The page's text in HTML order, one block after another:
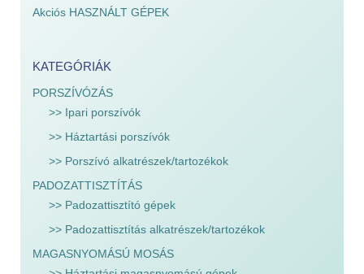
Akciós HASZNÁLT GÉPEK
KATEGÓRIÁK
PORSZÍVÓZÁS
>> Ipari porszívók
>> Háztartási porszívók
>> Porszívó alkatrészek/tartozékok
PADOZATTISZTÍTÁS
>> Padozattisztító gépek
>> Padozattisztítás alkatrészek/tartozékok
MAGASNYOMÁSÚ MOSÁS